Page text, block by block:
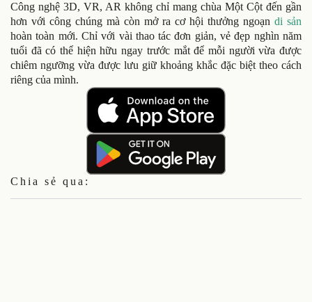
Công nghệ 3D, VR, AR không chỉ mang chùa Một Cột đến gần
hơn với công chúng mà còn mở ra cơ hội thưởng ngoạn di sản
hoàn toàn mới. Chỉ với vài thao tác đơn giản, vẻ đẹp nghìn năm
tuổi đã có thể hiện hữu ngay trước mắt để mỗi người vừa được
chiêm ngưỡng vừa được lưu giữ khoảng khắc đặc biệt theo cách
riêng của mình.
Chia sẻ qua: